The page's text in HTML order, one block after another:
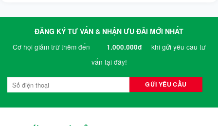
ĐĂNG KÝ TƯ VẤN & NHẬN ƯU ĐÃI MỚI NHẤT
Cơ hội giảm trừ thêm đến
1.000.000đ
khi gửi yêu cầu tư
vấn tại đây!